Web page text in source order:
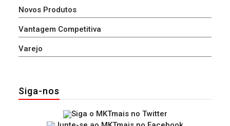
Novos Produtos
Vantagem Competitiva
Varejo
Siga-nos